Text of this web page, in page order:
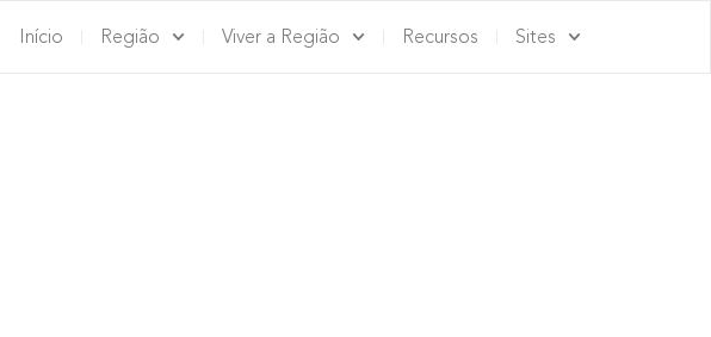
Início Região Viver a Região Recursos Sites